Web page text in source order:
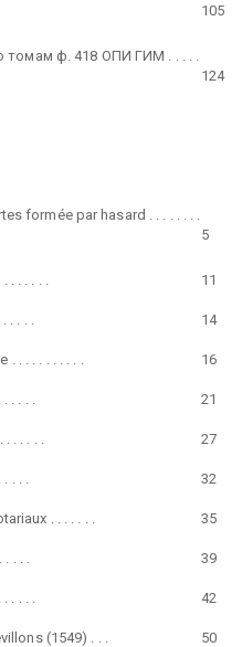
105
томам ф. 418 ОПИ ГИМ . . . . .
124
formée par hasard . . . . . . . .
5
. . . . . . 11
. . . . 14
. . . . . . . . . . 16
. . . . 21
. . . . . 27
. . . . 32
. . . . . . . 35
. . . . 39
. . . . 42
(1549) . . . 50